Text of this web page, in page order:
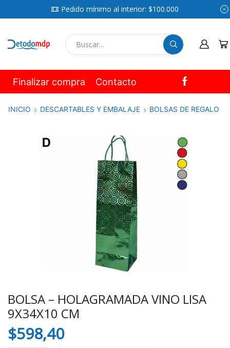
Pedido mínimo al interior: $100.000
Finalizar compra Contacto
INICIO DESCARTABLES Y EMBALAJE BOLSAS DE REGALO
BOLSA – HOLAGRAMADA VINO LISA
9X34X10 CM
$598,40